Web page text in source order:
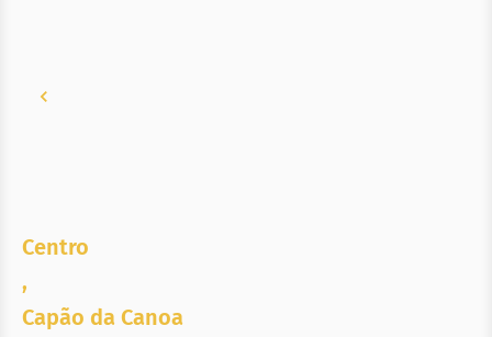
Centro
,
Capão da Canoa